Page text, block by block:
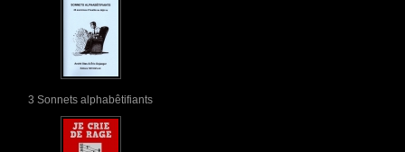
3 Sonnets alphabêtifiants